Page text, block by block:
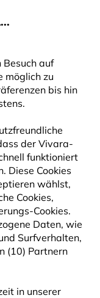
Besuch auf
möglich zu
bis hin
der Vivara-
funktioniert
Diese Cookies
wählst,
Cookies,
Cookies.
Daten, wie
Surfverhalten,
(10) Partnern
in unserer
€